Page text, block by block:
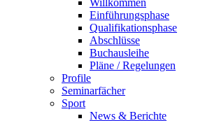
Willkommen
Einführungsphase
Qualifikationsphase
Abschlüsse
Buchausleihe
Pläne / Regelungen
Profile
Seminarfächer
Sport
News & Berichte